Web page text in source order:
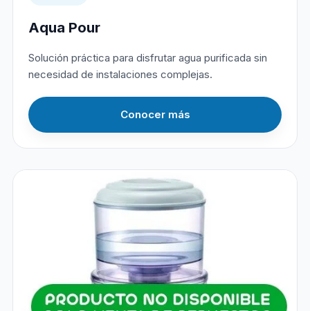
Aqua Pour
Solución práctica para disfrutar agua purificada sin
necesidad de instalaciones complejas.
Conocer más